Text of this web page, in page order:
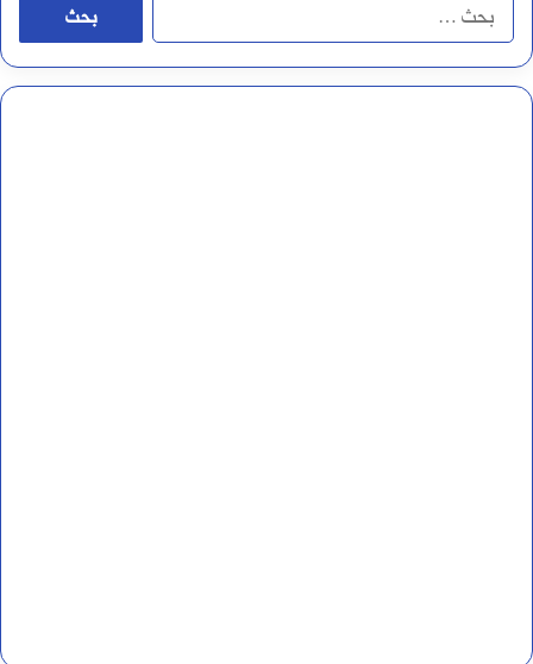
ي
ف
ل